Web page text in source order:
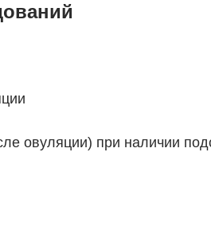
овуляции) при наличии